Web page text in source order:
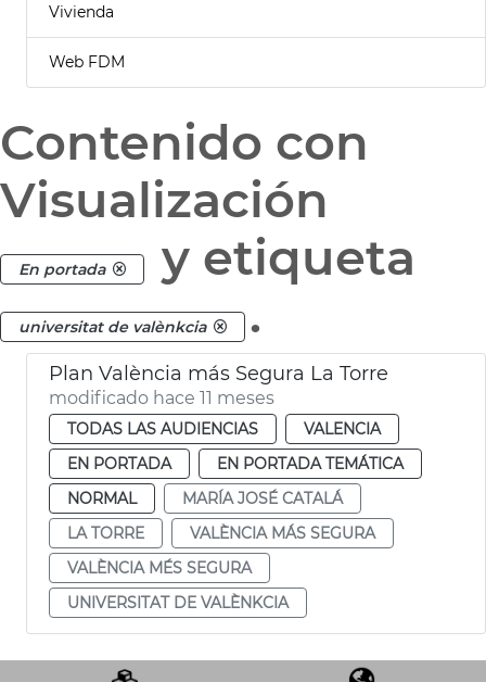
Vivienda
Web FDM
Contenido con
Visualización
En portada y etiqueta
universitat de valènkcia .
Plan València más Segura La Torre
modificado hace 11 meses
TODAS LAS AUDIENCIAS
VALENCIA
EN PORTADA
EN PORTADA TEMÁTICA
NORMAL
MARÍA JOSÉ CATALÁ
LA TORRE
VALÈNCIA MÁS SEGURA
VALÈNCIA MÉS SEGURA
UNIVERSITAT DE VALÈNKCIA